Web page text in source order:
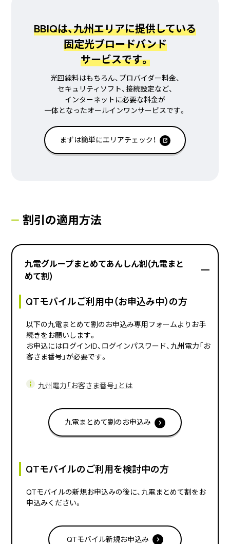
BBIQは、九州エリアに提供している
固定光ブロードバンド
サービスです。
光回線料はもちろん、プロバイダー料金、
セキュリティソフト、接続設定など、
インターネットに必要な料金が
一体となったオールインワンサービスです。
まずは簡単にエリアチェック！
割引の適用方法
九電グループまとめてあんしん割(九電まと
めて割)
QTモバイルご利用中（お申込み中）の方
以下の九電まとめて割のお申込み専用フォームよりお手
続きをお願いします。
お申込にはログインID、ログインパスワード、九州電力「お
客さま番号」が必要です。
九州電力「お客さま番号」とは
九電まとめて割のお申込み
QTモバイルのご利用を検討中の方
QTモバイルの新規お申込みの後に、九電まとめて割をお
申込みください。
QTモバイル新規お申込み